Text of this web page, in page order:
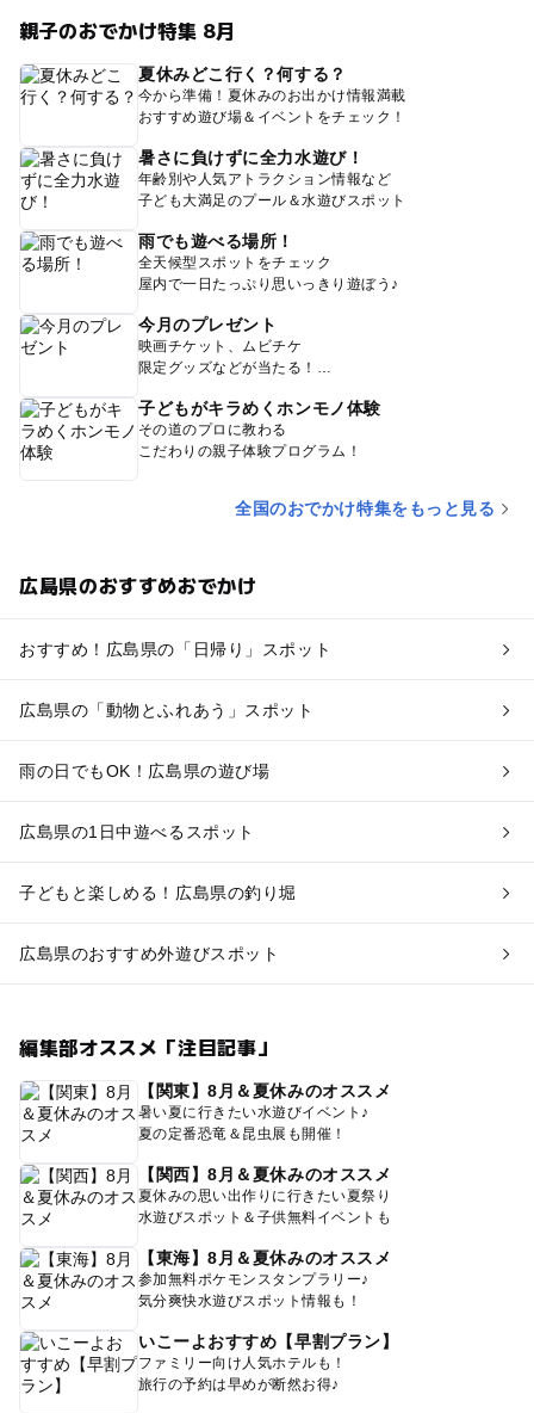
親子のおでかけ特集 8月
夏休みどこ行く？何する？
今から準備！夏休みのお出かけ情報満載
おすすめ遊び場＆イベントをチェック！
暑さに負けずに全力水遊び！
年齢別や人気アトラクション情報など
子ども大満足のプール＆水遊びスポット
雨でも遊べる場所！
全天候型スポットをチェック
屋内で一日たっぷり思いっきり遊ぼう♪
今月のプレゼント
映画チケット、ムビチケ
限定グッズなどが当たる！
子どもがキラめくホンモノ体験
その道のプロに教わる
こだわりの親子体験プログラム！
全国のおでかけ特集をもっと見る
広島県のおすすめおでかけ
おすすめ！広島県の「日帰り」スポット
広島県の「動物とふれあう」スポット
雨の日でもOK！広島県の遊び場
広島県の1日中遊べるスポット
子どもと楽しめる！広島県の釣り堀
広島県のおすすめ外遊びスポット
編集部オススメ「注目記事」
【関東】8月＆夏休みのオススメ
暑い夏に行きたい水遊びイベント♪
夏の定番恐竜＆昆虫展も開催！
【関西】8月＆夏休みのオススメ
夏休みの思い出作りに行きたい夏祭り
水遊びスポット＆子供無料イベントも
【東海】8月＆夏休みのオススメ
参加無料ポケモンスタンプラリー♪
気分爽快水遊びスポット情報も！
いこーよおすすめ【早割プラン】
ファミリー向け人気ホテルも！
旅行の予約は早めが断然お得♪